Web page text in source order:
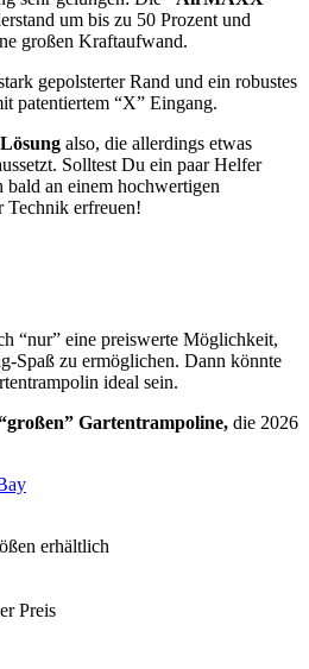
um bis zu 50 Prozent und
großen Kraftaufwand.
gepolsterter Rand und ein robustes
patentiertem “X” Eingang.
also, die allerdings etwas
Solltest Du ein paar Helfer
an einem hochwertigen
Technik erfreuen!
“nur” eine preiswerte Möglichkeit,
Spaß zu ermöglichen. Dann könnte
ideal sein.
Gartentrampoline, die 2026
erhältlich
Preis